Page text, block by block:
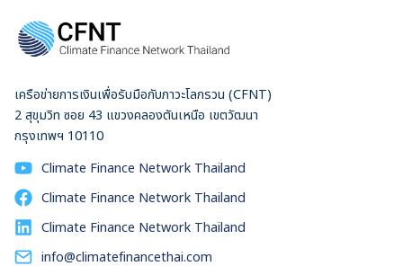
เครือข่ายการเงินเพื่อรับมือกับภาวะโลกรวน (CFNT)
2 สุขุมวิท ซอย 43 แขวงคลองตันเหนือ เขตวัฒนา
กรุงเทพฯ 10110
Climate Finance Network Thailand
Climate Finance Network Thailand
Climate Finance Network Thailand
info@climatefinancethai.com